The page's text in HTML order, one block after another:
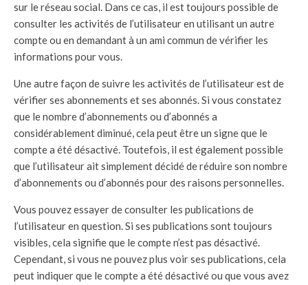
sur le réseau social. Dans ce cas, il est toujours possible de
consulter les activités de l’utilisateur en utilisant un autre
compte ou en demandant à un ami commun de vérifier les
informations pour vous.
Une autre façon de suivre les activités de l’utilisateur est de
vérifier ses abonnements et ses abonnés. Si vous constatez
que le nombre d’abonnements ou d’abonnés a
considérablement diminué, cela peut être un signe que le
compte a été désactivé. Toutefois, il est également possible
que l’utilisateur ait simplement décidé de réduire son nombre
d’abonnements ou d’abonnés pour des raisons personnelles.
Vous pouvez essayer de consulter les publications de
l’utilisateur en question. Si ses publications sont toujours
visibles, cela signifie que le compte n’est pas désactivé.
Cependant, si vous ne pouvez plus voir ses publications, cela
peut indiquer que le compte a été désactivé ou que vous avez